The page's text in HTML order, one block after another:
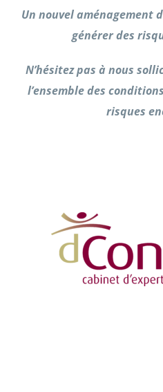
Un nouvel aménagement
générer des
N’hésitez pas à nous
l’ensemble des
risques